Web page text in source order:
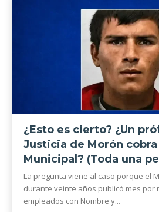
¿Esto es cierto? ¿Un
Justicia de Morón
Municipal? (Toda una
La pregunta viene al caso porque el
durante veinte años publicó mes por
empleados con Nombre y...